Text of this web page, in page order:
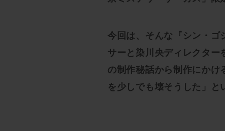
今回は、そんな『シン・ゴ
サーと染川央ディレクター
の制作秘話から制作にかけ
を少しでも壊そうした」と